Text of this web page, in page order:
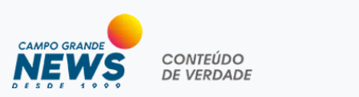
Chapadão do Sul
Homem é baleado após apontar revólver para
policiais militares